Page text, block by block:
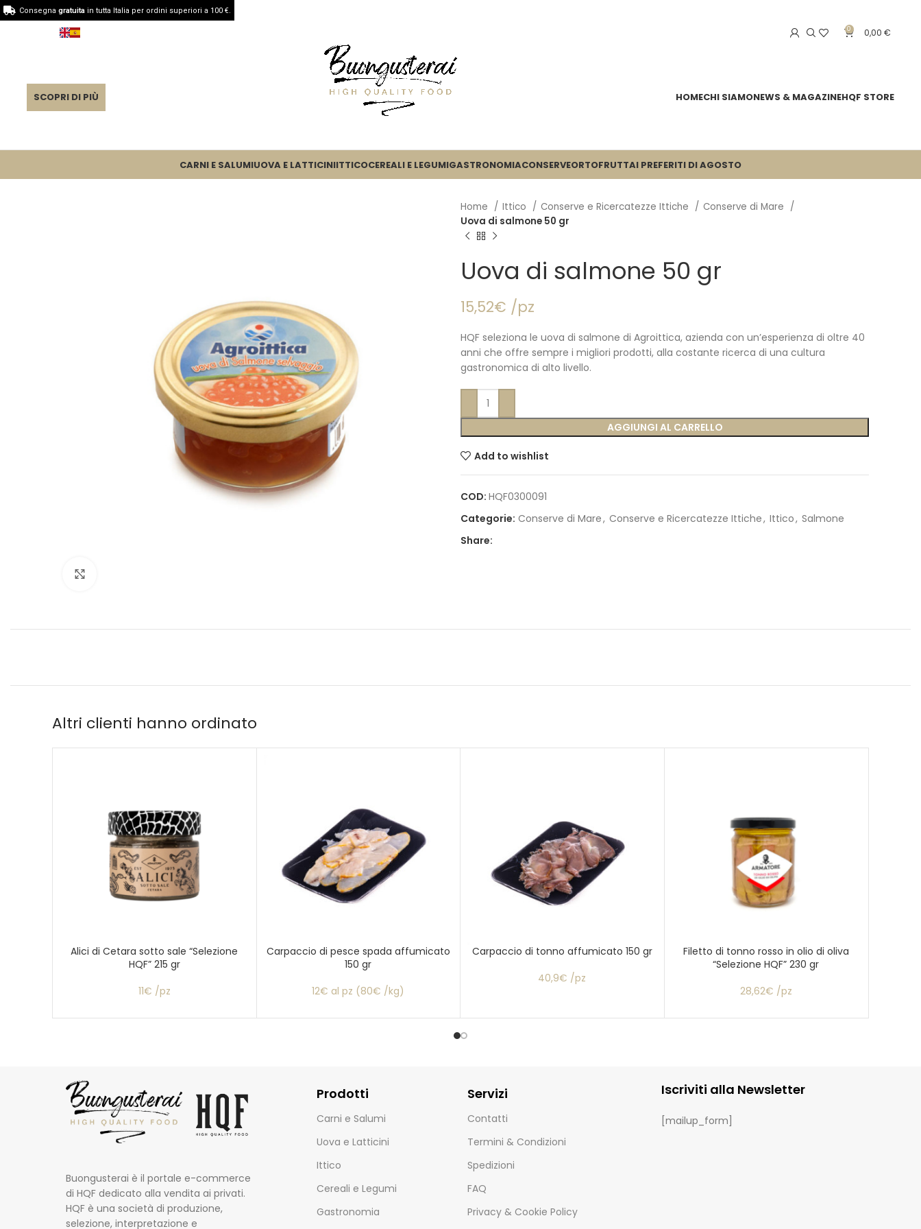
0 0,00€
SCOPRI DI PIÙ HOMECHI SIAMONEWS & MAGAZINEHQF STORE
CARNI E SALUMIUOVA E LATTICINIITTICOCEREALI E LEGUMIGASTRONOMIACONSERVEORTOFRUTTAI PREFERITI DI AGOSTO
Home Ittico Conserve e Ricercatezze Ittiche
Conserve di Mare
Uova di salmone 50 gr
Uova di salmone 50 gr
15,52€ /pz
HQF seleziona le uova di salmone di Agroittica, azienda con un’esperienza di oltre 40
anni che offre sempre i migliori prodotti, alla costante ricerca di una cultura
gastronomica di alto livello.
AGGIUNGI AL CARRELLO
Add to wishlist
COD: HQF0300091
Categorie: Conserve di Mare, Conserve e Ricercatezze Ittiche, Ittico, Salmone
Share:
Altri clienti hanno ordinato
Alici di Cetara sotto sale “Selezione
HQF” 215 gr
11€ /pz
Carpaccio di pesce spada affumicato
150 gr
12€ al pz (80€ /kg)
Carpaccio di tonno affumicato 150 gr
40,9€ /pz
Filetto di tonno rosso in olio di oliva
“Selezione HQF” 230 gr
28,62€ /pz
Buongusterai è il portale e-commerce
di HQF dedicato alla vendita ai privati.
HQF è una società di produzione,
selezione, interpretazione e
Prodotti
Carni e Salumi
Uova e Latticini
Ittico
Cereali e Legumi
Gastronomia
Servizi
Contatti
Termini & Condizioni
Spedizioni
FAQ
Privacy & Cookie Policy
Iscriviti alla Newsletter
[mailup_form]
Consegna gratuitain tutta Italia per ordini superiori a 100 €.